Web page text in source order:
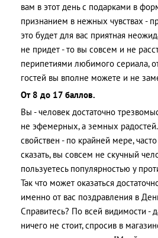
вам в этот день с подарками в
признанием в нежных чувствах -
это будет для вас приятная
не придет - то вы совсем и не
перипетиями любимого сериала,
гостей вы вполне можете и не
От 8 до 17 баллов.
Вы - человек достаточно
не эфемерных, а земных
свойствен - по крайней мере,
сказать, вы совсем не скучный
пользуетесь популярностью у
Так что может оказаться
именно от вас поздравления в
Справитесь? По всей видимости -
ничего не стоит, спросив в